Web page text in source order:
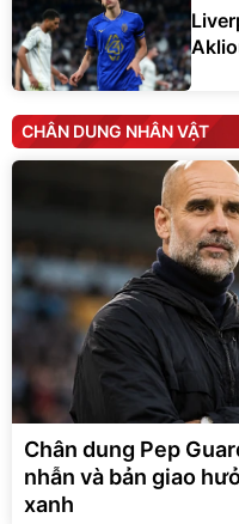
CHÂN DUNG NHÂN VẬT
Chân dung Pep
nhẫn và bản giao
xanh